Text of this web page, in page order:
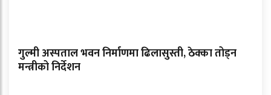
गुल्मी अस्पताल भवन निर्माणमा ढिलासुस्ती, ठेक्का तोड्न
मन्त्रीको निर्देशन